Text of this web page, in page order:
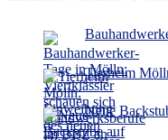
Tierheim
Neue